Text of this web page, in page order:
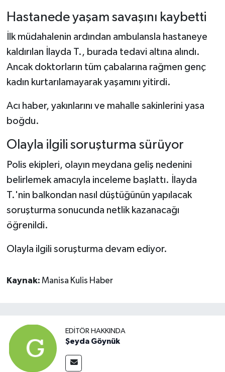
Hastanede yaşam savaşını kaybetti
İlk müdahalenin ardından ambulansla hastaneye
kaldırılan İlayda T., burada tedavi altına alındı.
Ancak doktorların tüm çabalarına rağmen genç
kadın kurtarılamayarak yaşamını yitirdi.
Acı haber, yakınlarını ve mahalle sakinlerini yasa
boğdu.
Olayla ilgili soruşturma sürüyor
Polis ekipleri, olayın meydana geliş nedenini
belirlemek amacıyla inceleme başlattı. İlayda
T.'nin balkondan nasıl düştüğünün yapılacak
soruşturma sonucunda netlik kazanacağı
öğrenildi.
Olayla ilgili soruşturma devam ediyor.
Kaynak: Manisa Kulis Haber
EDITÖR HAKKINDA
Şeyda Göynük